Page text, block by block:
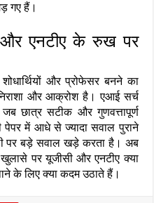
गए हैं।
और एनटीए के रुख पर
और प्रोफेसर बनने का
और आक्रोश है। एआई सर्च
छात्र सटीक और गुणवत्तापूर्ण
पेपर में आधे से ज्यादा सवाल पुराने
पर बड़े सवाल खड़े करता है। अब
पर यूजीसी और एनटीए क्या
के लिए क्या कदम उठाते हैं।